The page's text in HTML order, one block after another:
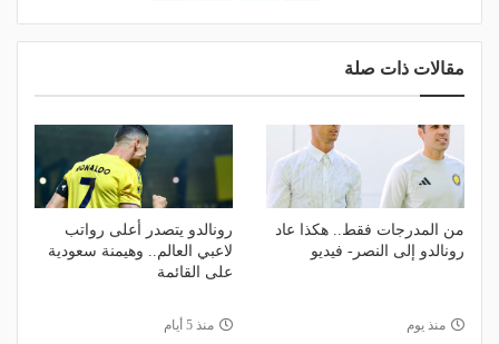
مقالات ذات صلة
من المدرجات فقط.. هكذا عاد
رونالدو إلى النصر- فيديو
منذ يوم
رونالدو يتصدر أعلى رواتب
لاعبي العالم.. وهيمنة سعودية
على القائمة
منذ 5 أيام